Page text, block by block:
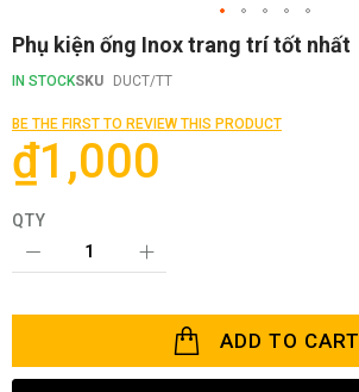
Skip
the
of
the
images
gallery
Phụ kiện ống Inox trang trí tốt nhất
IN STOCKSKU DUCT/TT
BE THE FIRST TO REVIEW THIS PRODUCT
₫1,000
QTY
ADD TO CART